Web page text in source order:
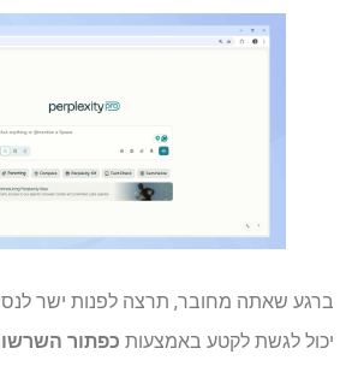
ברגע שאתה מחובר, תרצה לפנות ישר
יכול לגשת לקטע באמצעות כפתור